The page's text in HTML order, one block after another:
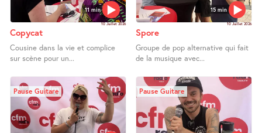
11 min
10 Juillet 2026
Copycat
Cousine dans la vie et complice
sur scène pour un...
15 min
10 Juillet 2026
Spore
Groupe de pop alternative qui fait
de la musique avec...
Pause Guitare Pause Guitare